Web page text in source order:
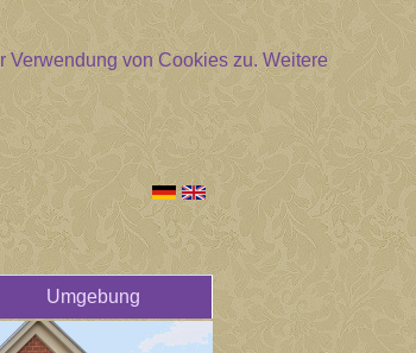
Verwendung von Cookies zu.Weitere
Umgebung